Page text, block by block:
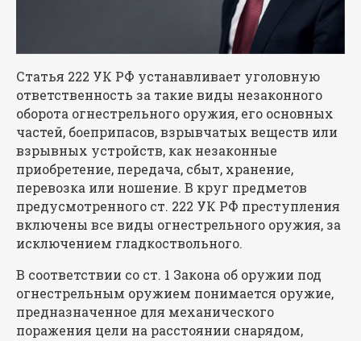
Статья 222 УК РФ устанавливает уголовную
ответственность за такие виды незаконного
оборота огнестрельного оружия, его основных
частей, боеприпасов, взрывчатых веществ или
взрывных устройств, как незаконные
приобретение, передача, сбыт, хранение,
перевозка или ношение. В круг предметов
предусмотренного ст. 222 УК РФ преступления
включены все виды огнестрельного оружия, за
исключением гладкоствольного.
В соответствии со ст. 1 Закона об оружии под
огнестрельным оружием понимается оружие,
предназначенное для механического
поражения цели на расстоянии снарядом,